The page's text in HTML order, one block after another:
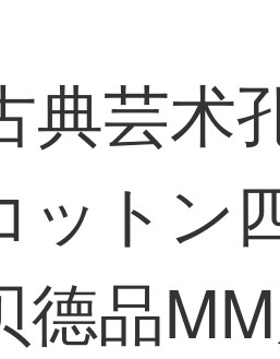
典芸术
トン
品